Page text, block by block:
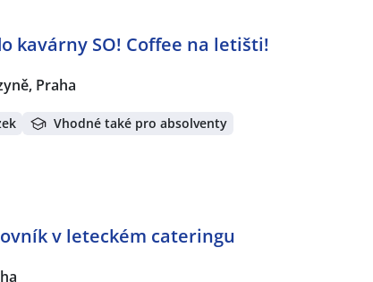
kavárny SO! Coffee na letišti!
Praha
Vhodné také pro absolventy
v leteckém cateringu